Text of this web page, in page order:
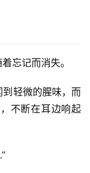
忘记而消失。
轻微的腥味，而
不断在耳边响起